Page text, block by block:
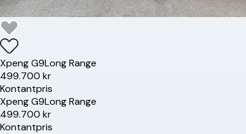
XpengG9Long Range
499.700 kr
Kontantpris
XpengG9Long Range
499.700 kr
Kontantpris